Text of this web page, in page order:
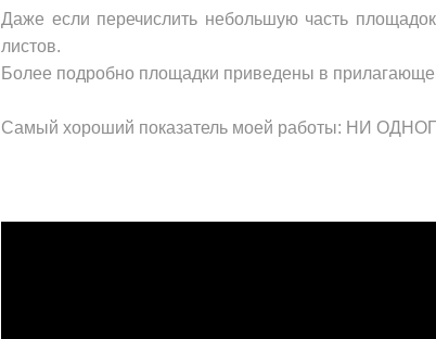
Даже если перечислить небольшую часть
листов.
Более подробно площадки приведены в
Самый хороший показатель моей работы: НИ